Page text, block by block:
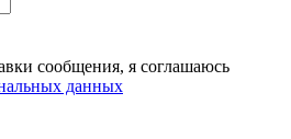
сообщения, я соглашаюсь
данных